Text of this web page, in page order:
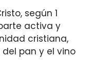
según 1
activa y
cristiana,
pan y el vino